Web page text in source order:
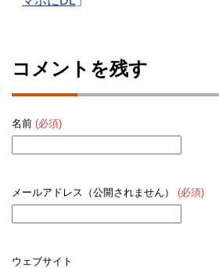
コメントを残す
名前 (必須)
メールアドレス（公開されません） (必須)
ウェブサイト